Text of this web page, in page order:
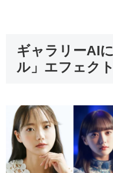
ギャラリーAI
ル」エフェク